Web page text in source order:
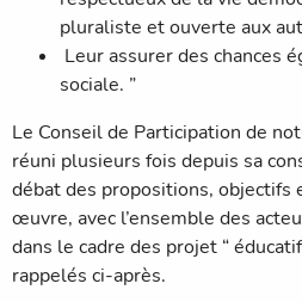
pluraliste et ouverte aux
Leur assurer des chances
sociale. ”
Le Conseil de Participation de
réuni plusieurs fois depuis sa
débat des propositions, objectifs
œuvre, avec l’ensemble des
dans le cadre des projet “
rappelés ci-après.